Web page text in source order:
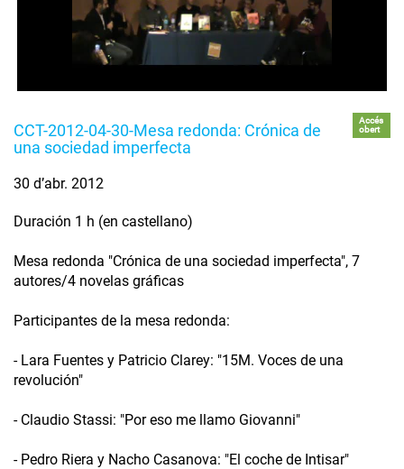
CCT-2012-04-30-Mesa redonda: Crónica de
una sociedad imperfecta
Accés
obert
30 d’abr. 2012
Duración 1 h (en castellano)
Mesa redonda "Crónica de una sociedad imperfecta", 7
autores/4 novelas gráficas
Participantes de la mesa redonda:
- Lara Fuentes y Patricio Clarey: "15M. Voces de una
revolución"
- Claudio Stassi: "Por eso me llamo Giovanni"
- Pedro Riera y Nacho Casanova: "El coche de Intisar"